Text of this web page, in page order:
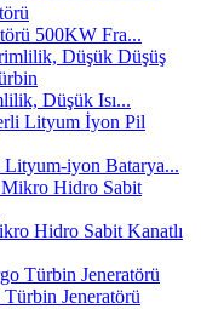
500KW Fra...
Düşük Isı...
iyon Batarya...
Hidro Sabit Kanatlı
Jeneratörü